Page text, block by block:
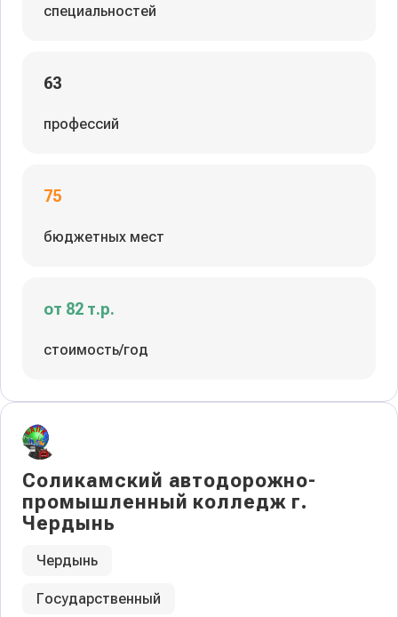
специальностей
63
профессий
75
бюджетных мест
от 82 т.р.
стоимость/год
Соликамский автодорожно-
промышленный колледж г.
Чердынь
Чердынь
Государственный